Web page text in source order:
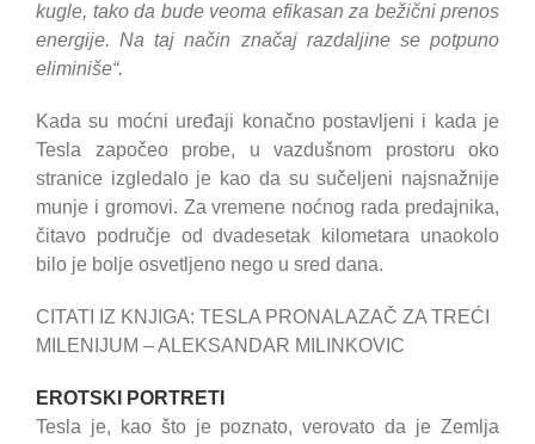
kugle, tako da bude veoma efikasan za bežični prenos
energije. Na taj način značaj razdaljine se potpuno
eliminiše“.
Kada su moćni uređaji konačno postavljeni i kada je
Tesla započeo probe, u vazdušnom prostoru oko
stranice izgledalo je kao da su sučeljeni najsnažnije
munje i gromovi. Za vremene noćnog rada predajnika,
čitavo područje od dvadesetak kilometara unaokolo
bilo je bolje osvetljeno nego u sred dana.
CITATI IZ KNJIGA: TESLA PRONALAZAČ ZA TREĆI
MILENIJUM – ALEKSANDAR MILINKOVIC
EROTSKI PORTRETI
Tesla je, kao što je poznato, verovato da je Zemlja